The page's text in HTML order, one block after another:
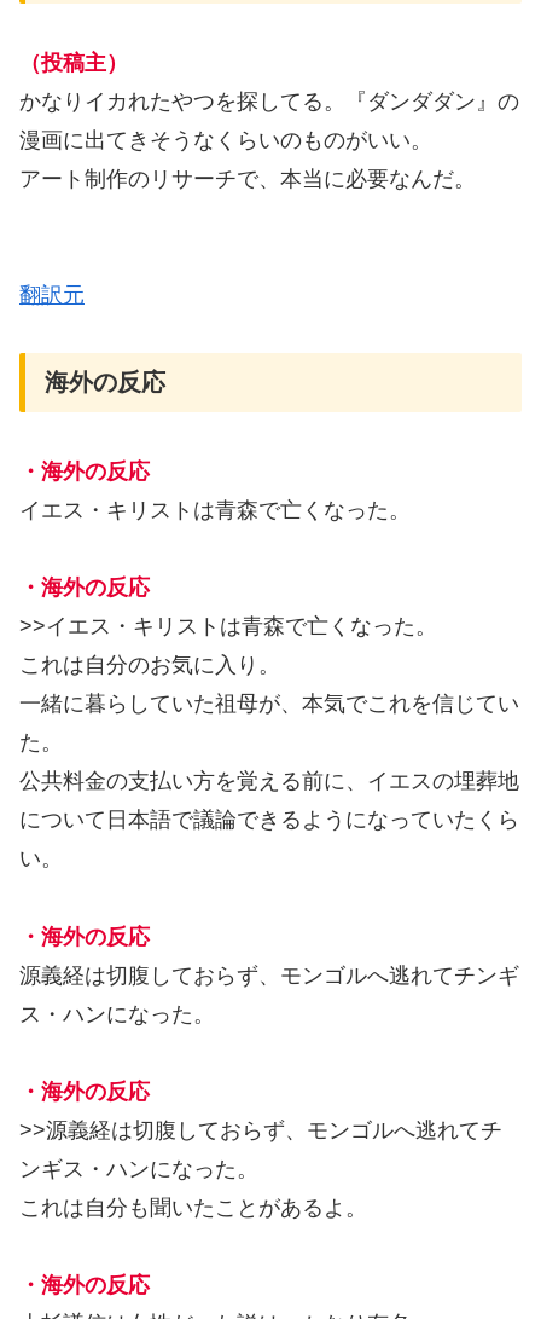
（投稿主）
かなりイカれたやつを探してる。『ダンダダン』の
漫画に出てきそうなくらいのものがいい。
アート制作のリサーチで、本当に必要なんだ。
翻訳元
海外の反応
・海外の反応
イエス・キリストは青森で亡くなった。
・海外の反応
>>イエス・キリストは青森で亡くなった。
これは自分のお気に入り。
一緒に暮らしていた祖母が、本気でこれを信じてい
た。
公共料金の支払い方を覚える前に、イエスの埋葬地
について日本語で議論できるようになっていたくら
い。
・海外の反応
源義経は切腹しておらず、モンゴルへ逃れてチンギ
ス・ハンになった。
・海外の反応
>>源義経は切腹しておらず、モンゴルへ逃れてチ
ンギス・ハンになった。
これは自分も聞いたことがあるよ。
・海外の反応